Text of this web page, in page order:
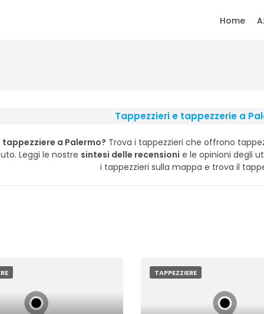
Home
Tappezzieri e tappezzerie a
tappezziere a Palermo? Trova i tappezzieri che offrono
Leggi le nostre sintesi delle recensioni e le opinioni degli
i tappezzieri sulla mappa e trova il
TAPPEZZIERE